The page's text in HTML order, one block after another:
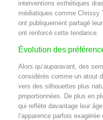
interventions esthétiques
médiatiques comme Chrissy
ont publiquement partagé
ont renforcé cette tendance.
Évolution des
Alors qu’auparavant, des
considérés comme un atout
vers des silhouettes plus
proportionnées. De plus en
qui reflète davantage leur
l’apparence parfois